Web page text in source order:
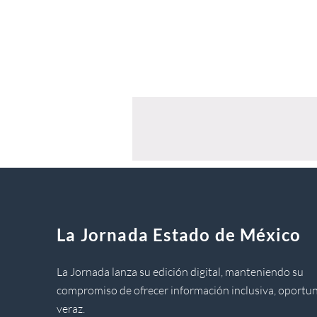
La Jornada Estado de México
La Jornada lanza su edición digital, manteniendo su
compromiso de ofrecer información inclusiva,
veraz.